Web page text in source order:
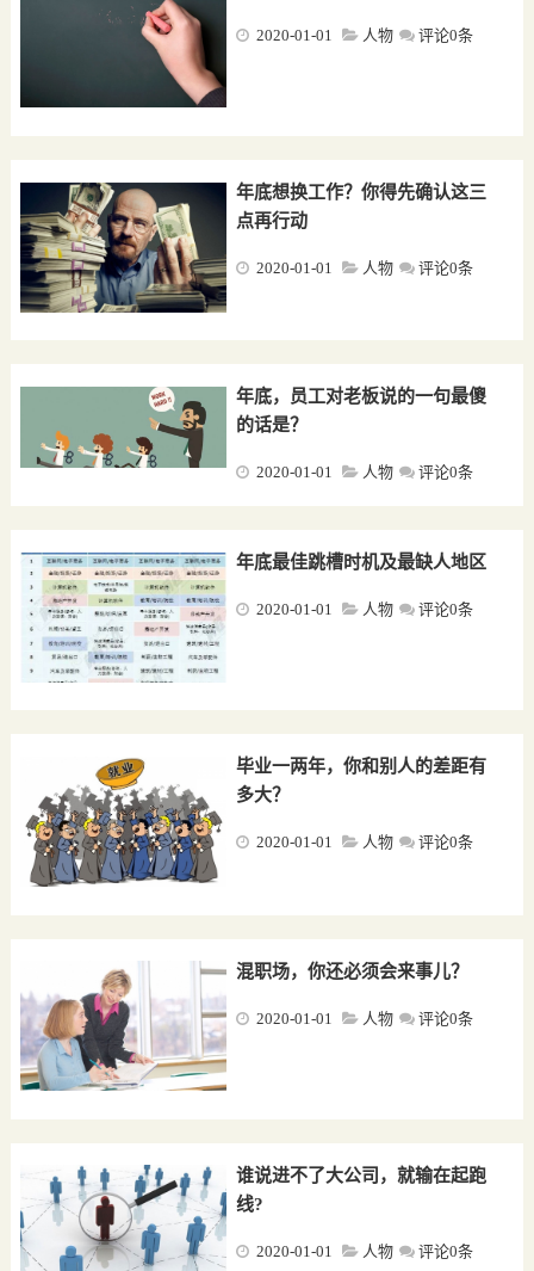
人物
2020-01-01 评论0条
年底想换工作？你得先确认这三
点再行动
人物
2020-01-01 评论0条
年底，员工对老板说的一句最傻
的话是？
人物
2020-01-01 评论0条
年底最佳跳槽时机及最缺人地区
人物
2020-01-01 评论0条
毕业一两年，你和别人的差距有
多大？
人物
2020-01-01 评论0条
混职场，你还必须会来事儿？
人物
2020-01-01 评论0条
谁说进不了大公司，就输在起跑
线?
人物
2020-01-01 评论0条